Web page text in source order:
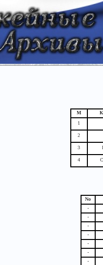
М
1
2
3
4
No
-
-
-
-
-
-
-